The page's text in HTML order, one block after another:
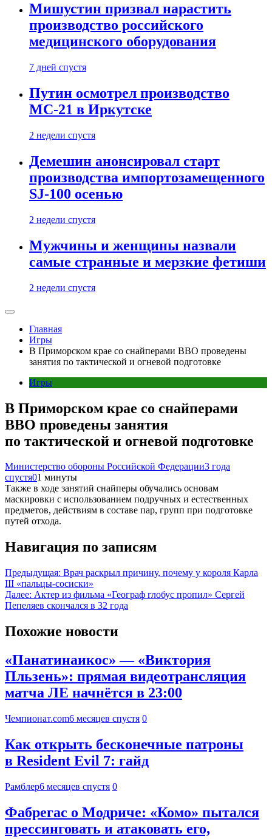
Мишустин призвал нарастить
производство российского
медицинского оборудования
7 дней спустя
Путин осмотрел производство
МС-21 в Иркутске
2 недели спустя
Демешин анонсировал старт
производства импортозамещенного
SJ-100 осенью
2 недели спустя
Мужчины и женщины назвали
самые странные и мерзкие фетиши
2 недели спустя
Главная
Игры
В Приморском крае со снайперами ВВО проведены
занятия по тактической и огневой подготовке
Игры
В Приморском крае со снайперами
ВВО проведены занятия
по тактической и огневой подготовке
Министерство обороны Российской Федерации3 года
спустя01 минуты
Также в ходе занятий снайперы обучались основам
маскировки с использованием подручных и естественных
предметов, действиям в составе пар, групп при подготовке
путей отхода.
Навигация по записям
Предыдущая: Врач раскрыл причину, почему у короля Карла
III «пальцы-сосиски»
Далее: Актер из фильма «Географ глобус пропил» Сергей
Пепеляев скончался в 32 года
Похожие новости
«Панатинаикос» — «Виктория
Пльзень»: прямая видеотрансляция
матча ЛЕ начнётся в 23:00
Чемпионат.com6 месяцев спустя 0
Как открыть бесконечные патроны
в Resident Evil 7: гайд
Рамблер6 месяцев спустя 0
Фабрегас о Модриче: «Комо» пытался
прессинговать и атаковать его,